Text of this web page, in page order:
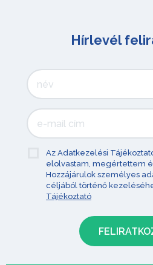
Hírlevél
Az Adatkezelési
elolvastam, megértettem
Hozzájárulok személyes
céljából történő
Tájékoztató